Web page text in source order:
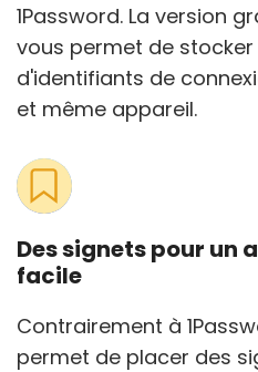
1Password. La version
vous permet de
d'identifiants de
et même appareil.
Des signets pour un
facile
Contrairement à
permet de placer des